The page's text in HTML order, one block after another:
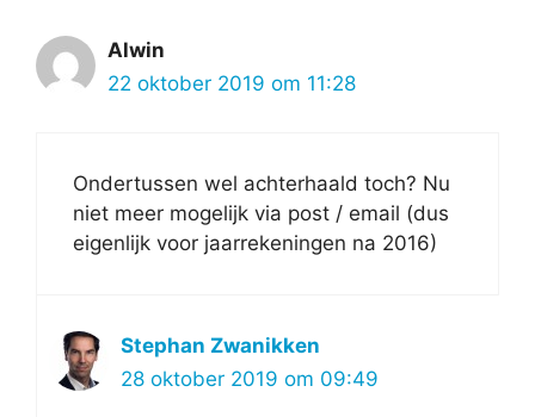
Alwin
22 oktober 2019 om 11:28
Ondertussen wel achterhaald toch? Nu
niet meer mogelijk via post / email (dus
eigenlijk voor jaarrekeningen na 2016)
Stephan Zwanikken
28 oktober 2019 om 09:49